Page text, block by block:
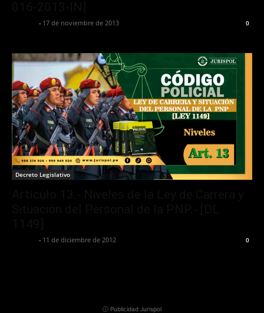
- 17 de noviembre de 2013 0
Decreto Legislativo
- 11 de diciembre de 2012 0
ⓘ Publicidad Jurispol